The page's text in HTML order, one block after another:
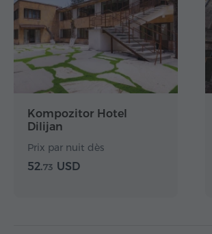
Kompozitor Hotel
Dilijan
Prix par nuit dès
52.73 USD